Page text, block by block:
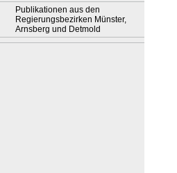
Publikationen aus den
Regierungsbezirken Münster,
Arnsberg und Detmold